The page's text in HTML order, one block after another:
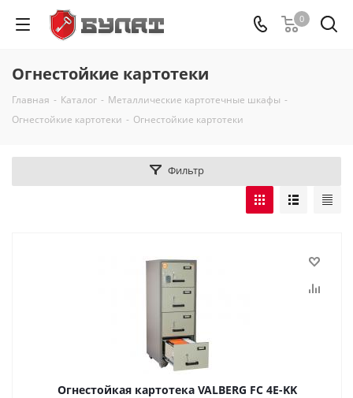
0
Огнестойкие картотеки
Главная - Каталог - Металлические картотечные шкафы -
Огнестойкие картотеки - Огнестойкие картотеки
Фильтр
Огнестойкая картотека VALBERG FC 4Е-KK